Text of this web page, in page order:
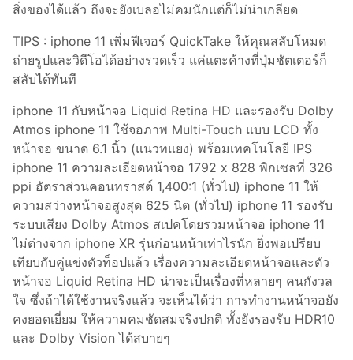
สิ่งของได้แล้ว ถึงจะยังเบลอไม่คมนักแต่ก็ไม่น่าเกลียด
TIPS : iphone 11 เพิ่มฟีเจอร์ QuickTake ให้คุณสลับโหมด
ถ่ายรูปและวิดีโอได้อย่างรวดเร็ว แค่แตะค้างที่ปุ่มชัตเตอร์ก็
สลับได้ทันที
iphone 11 กับหน้าจอ Liquid Retina HD และรองรับ Dolby
Atmos iphone 11 ใช้จอภาพ Multi-Touch แบบ LCD ทั้ง
หน้าจอ ขนาด 6.1 นิ้ว (แนวทแยง) พร้อมเทคโนโลยี IPS
iphone 11 ความละเอียดหน้าจอ 1792 x 828 พิกเซลที่ 326
ppi อัตราส่วนคอนทราสต์ 1,400:1 (ทั่วไป) iphone 11 ให้
ความสว่างหน้าจอสูงสุด 625 นิต (ทั่วไป) iphone 11 รองรับ
ระบบเสียง Dolby Atmos สเปคโดยรวมหน้าจอ iphone 11
ไม่ต่างจาก iphone XR รุ่นก่อนหน้าเท่าไรนัก ยิ่งพอเปรียบ
เทียบกับคู่แข่งตัวท็อปแล้ว เรื่องความละเอียดหน้าจอและตัว
หน้าจอ Liquid Retina HD น่าจะเป็นเรื่องที่หลายๆ คนกังวล
ใจ ซึ่งถ้าได้ใช้งานจริงแล้ว จะเห็นได้ว่า การทำงานหน้าจอยัง
คงยอดเยี่ยม ให้ความคมชัดสมจริงปกติ ทั้งยังรองรับ HDR10
และ Dolby Vision ได้สบายๆ